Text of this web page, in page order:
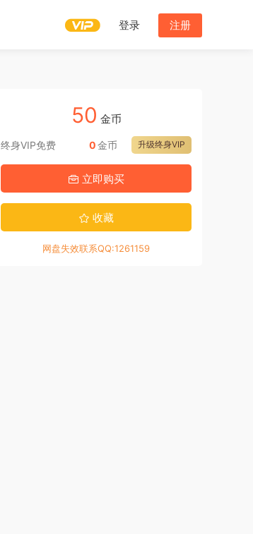
登录 注册
50 金币
终身VIP免费 升级终身VIP
0金币
立即购买
收藏
网盘失效联系QQ:1261159